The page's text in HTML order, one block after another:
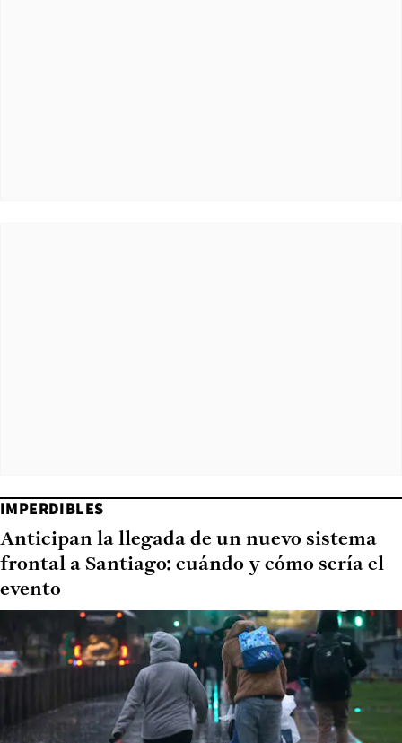
IMPERDIBLES
Anticipan la llegada de un nuevo sistema
frontal a Santiago: cuándo y cómo sería el
evento